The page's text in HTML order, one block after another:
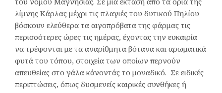
λίμνης Κάρλας μέχρι τις πλαγιές του δυτικού Πηλίου
βόσκουν ελεύθερα τα αιγοπρόβατα της φάρμας τις
περισσότερες ώρες τις ημέρας, έχοντας την ευκαιρία
να τρέφονται με τα αναρίθμητα βότανα και αρωματικά
φυτά του τόπου, στοιχεία των οποίων περνούν
απευθείας στο γάλα κάνοντάς το μοναδικό. Σε ειδικές
περιπτώσεις, όπως δυσμενείς καιρικές συνθήκες ή